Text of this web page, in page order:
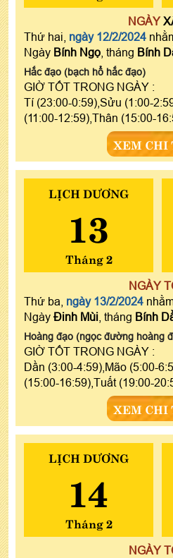
NGÀY
Thứ hai, ngày 12/2/2024
Ngày Bính Ngọ , tháng Bính
Hắc đạo (bạch hổ hắc đạo)
GIỜ TỐT TRONG NGÀY :
Tí (23:00-0:59),Sửu (1:00-
(11:00-12:59),Thân (15:00-
XEM CHI
LỊCH DƯƠNG
13
Tháng 2
NGÀY
Thứ ba, ngày 13/2/2024
Ngày Đinh Mùi , tháng Bính
Hoàng đạo (ngọc đường hoàng
GIỜ TỐT TRONG NGÀY :
Dần (3:00-4:59),Mão (5:00-
(15:00-16:59),Tuất (19:00-
XEM CHI
LỊCH DƯƠNG
14
Tháng 2
NGÀY